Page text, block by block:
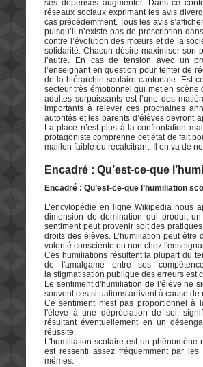
ses dépenses augmenter. Dans ce
réseaux sociaux exprimant les avis
cas précédemment. Tous les avis
puisqu’il n’existe pas de prescription
contre l’évolution des mœurs et de la
solidarité. Chacun désire maximiser son
l’autre. En cas de tension avec un
l’enseignant en question pour tenter de
de la hiérarchie scolaire cantonale. Est-
secteur très émotionnel qui met en scène
adultes surpuissants est l’une des
importants à relever ces prochaines
autorités et les parents d’élèves devront
La place n’est plus à la confrontation
protagoniste comprenne cet état de fait
maillon faible ou récalcitrant. Il en va de
Encadré : Qu’est-ce-que
Encadré : Qu’est-ce-que l’humiliation
L’encylopédie en ligne Wikipedia nous
dimension de domination qui produit
sentiment peut provenir soit des
droits des élèves. L’humiliation peut
volonté consciente ou non chez
Ces humiliations résultent la plupart du
de l'amalgame entre ses
la stigmatisation publique des erreurs est
Le sentiment d'humiliation de l’élève ne
souvent ces situations arrivent à cause
Ce sentiment n'est pas proportionnel à
l'élève à une dépréciation de soi,
résultant éventuellement en un
réussite.
L'humiliation scolaire est un phénomène
est ressenti assez fréquemment par
mêmes.